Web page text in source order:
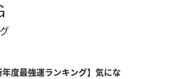
年度最強運ランキング】気にな